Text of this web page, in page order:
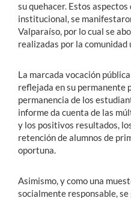
su quehacer. Estos
institucional, se
Valparaíso, por lo cual se
realizadas por la
La marcada vocación
reflejada en su permanente
permanencia de los
informe da cuenta de las
y los positivos resultados,
retención de alumnos de
oportuna.
Asimismo, y como una
socialmente responsable,